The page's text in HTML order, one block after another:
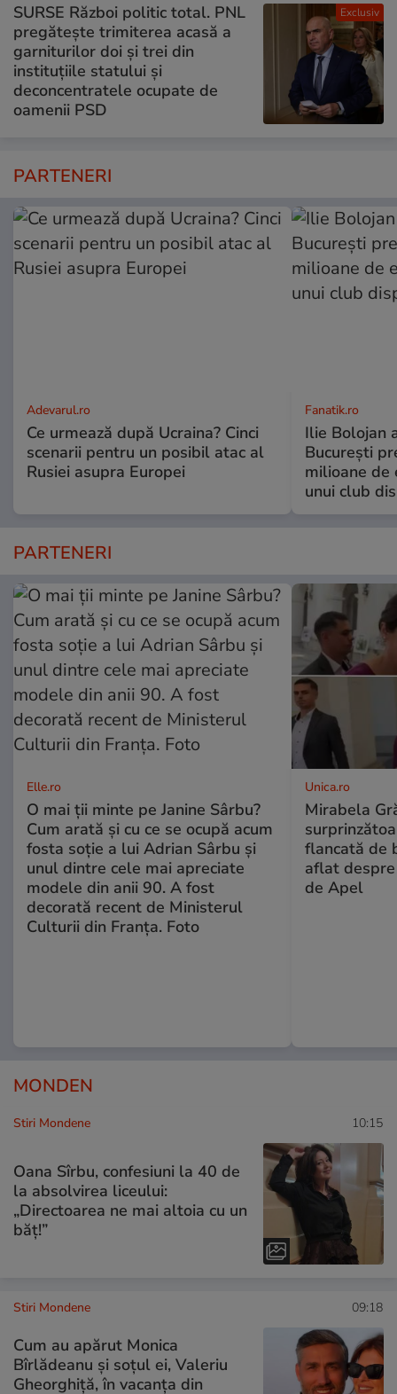
Exclusiv
SURSE Război politic total. PNL
pregătește trimiterea acasă a
garniturilor doi și trei din
instituțiile statului și
deconcentratele ocupate de
oamenii PSD
PARTENERI
Adevarul.ro
Ce urmează după Ucraina? Cinci
scenarii pentru un posibil atac al
Rusiei asupra Europei
Fanatik.ro
Ilie Bolojan
București
milioane de
unui club
PARTENERI
Elle.ro
O mai ții minte pe Janine Sârbu?
Cum arată și cu ce se ocupă acum
fosta soție a lui Adrian Sârbu și
unul dintre cele mai apreciate
modele din anii 90. A fost
decorată recent de Ministerul
Culturii din Franța. Foto
Unica.ro
Mirabela
flancată de
aflat
de Apel
MONDEN
Stiri Mondene 10:15
Oana Sîrbu, confesiuni la 40 de
la absolvirea liceului:
„Directoarea ne mai altoia cu un
băț!”
Stiri Mondene 09:18
Cum au apărut Monica
Bîrlădeanu și soțul ei, Valeriu
Gheorghiță, în vacanța din